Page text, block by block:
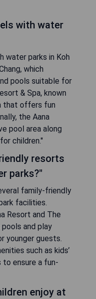
with water
water parks in Koh
which
pools suitable for
& Spa, known
that offers fun
the Aana
pool area along
children."
resorts
parks?"
family-friendly
facilities.
Resort and The
and play
younger guests.
such as kids’
to ensure a fun-
enjoy at